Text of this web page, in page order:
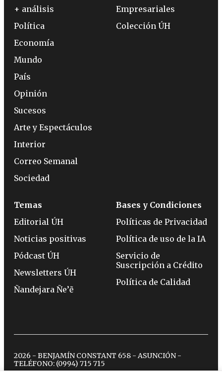
+ análisis
Política
Economía
Mundo
País
Opinión
Sucesos
Arte y Espectáculos
Interior
Correo Semanal
Sociedad
Empresariales
Colección ÚH
Temas
Editorial ÚH
Noticias positivas
Pódcast ÚH
Newsletters ÚH
Ñandejara Ñe’ẽ
Bases y Condiciones
Políticas de Privacidad
Política de uso de la IA
Servicio de
Suscripción a Crédito
Política de Calidad
2026 - BENJAMÍN CONSTANT 658 - ASUNCIÓN -
TELÉFONO: (0994) 715 715